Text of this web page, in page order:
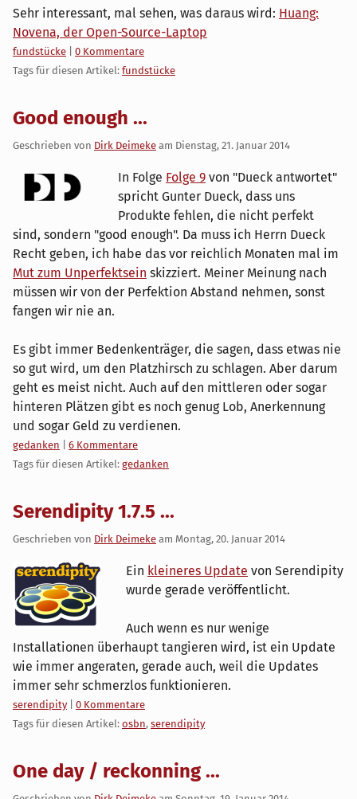
Sehr interessant, mal sehen, was daraus wird: Huang:
Novena, der Open-Source-Laptop
Kategorien:
fundstücke
0 Kommentare
Tags für diesen Artikel: fundstücke
Good enough ...
Geschrieben von Dirk Deimeke am Dienstag, 21. Januar 2014
In Folge Folge 9 von "Dueck antwortet"
spricht Gunter Dueck, dass uns
Produkte fehlen, die nicht perfekt
sind, sondern "good enough". Da muss ich Herrn Dueck
Recht geben, ich habe das vor reichlich Monaten mal im
Mut zum Unperfektsein skizziert. Meiner Meinung nach
müssen wir von der Perfektion Abstand nehmen, sonst
fangen wir nie an.
Es gibt immer Bedenkenträger, die sagen, dass etwas nie
so gut wird, um den Platzhirsch zu schlagen. Aber darum
geht es meist nicht. Auch auf den mittleren oder sogar
hinteren Plätzen gibt es noch genug Lob, Anerkennung
und sogar Geld zu verdienen.
Kategorien:
gedanken
6 Kommentare
Tags für diesen Artikel: gedanken
Serendipity 1.7.5 ...
Geschrieben von Dirk Deimeke am Montag, 20. Januar 2014
Ein kleineres Update von Serendipity
wurde gerade veröffentlicht.
Auch wenn es nur wenige
Installationen überhaupt tangieren wird, ist ein Update
wie immer angeraten, gerade auch, weil die Updates
immer sehr schmerzlos funktionieren.
Kategorien:
serendipity| 0 Kommentare
Tags für diesen Artikel: osbn, serendipity
One day / reckonning ...